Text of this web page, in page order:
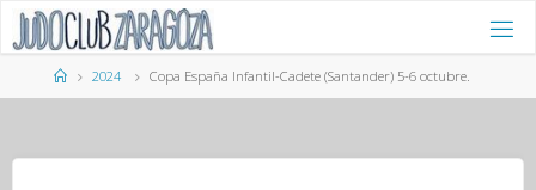
Saltar
contenidoPágina
de
2024 Copa España Infantil-Cadete (Santander) 5-6 octubre.